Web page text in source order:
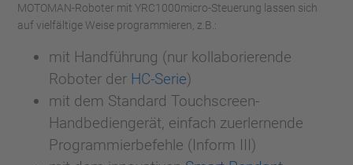
MOTOMAN-Roboter mit YRC1000micro-Steuerung lassen sich
auf vielfältige Weise programmieren, z.B.:
mit Handführung (nur kollaborierende
Roboter der HC-Serie)
mit dem Standard Touchscreen-
Handbediengerät, einfach zuerlernende
Programmierbefehle (Inform III)